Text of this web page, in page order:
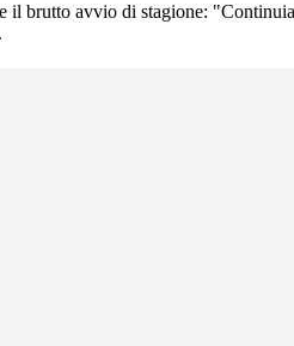
avvio di stagione: